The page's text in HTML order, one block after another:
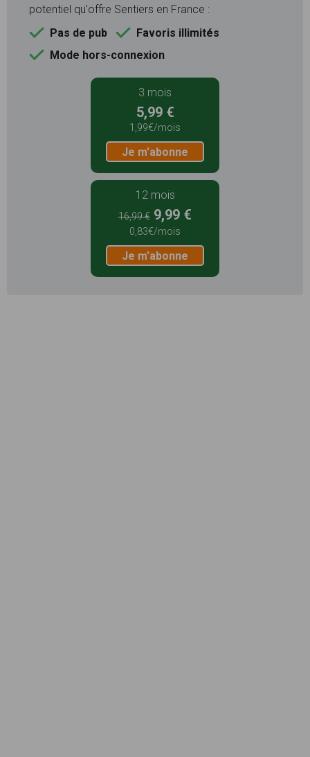
potentiel qu'offre Sentiers en France :
Pas de pub
Favoris illimités
Mode hors-connexion
3 mois
5,99 €
1,99€/mois
Je m'abonne
12 mois
16,99 € 9,99 €
0,83€/mois
Je m'abonne